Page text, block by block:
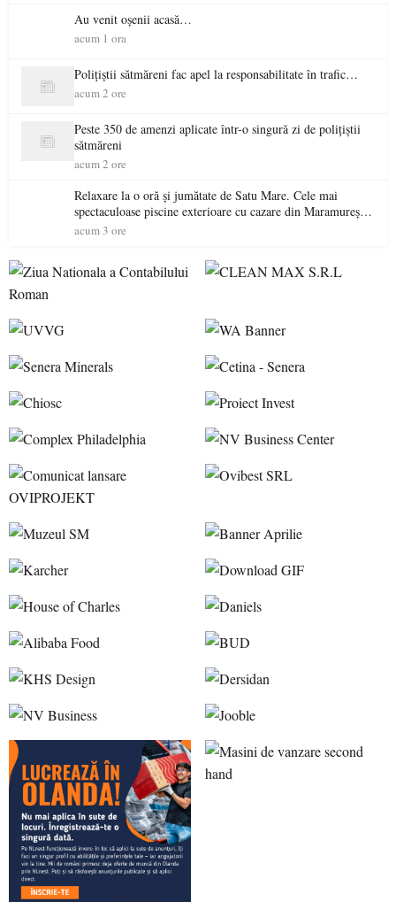
Au venit oșenii acasă…
acum 1 ora
Polițiștii sătmăreni fac apel la responsabilitate în trafic…
acum 2 ore
Peste 350 de amenzi aplicate într-o singură zi de polițiștii
sătmăreni
acum 2 ore
Relaxare la o oră și jumătate de Satu Mare. Cele mai
spectaculoase piscine exterioare cu cazare din Maramureș,
ideale pentru o escapadă de vară
acum 3 ore